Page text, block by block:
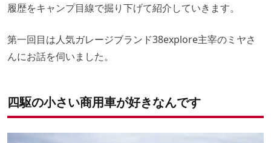
履歴をキャンプ目線で掘り下げて紹介していきます。
第一回目は人気ガレージブランド38explore主宰のミヤさ
んにお話を伺いました。
四駆の小さい商用車が好きなんです